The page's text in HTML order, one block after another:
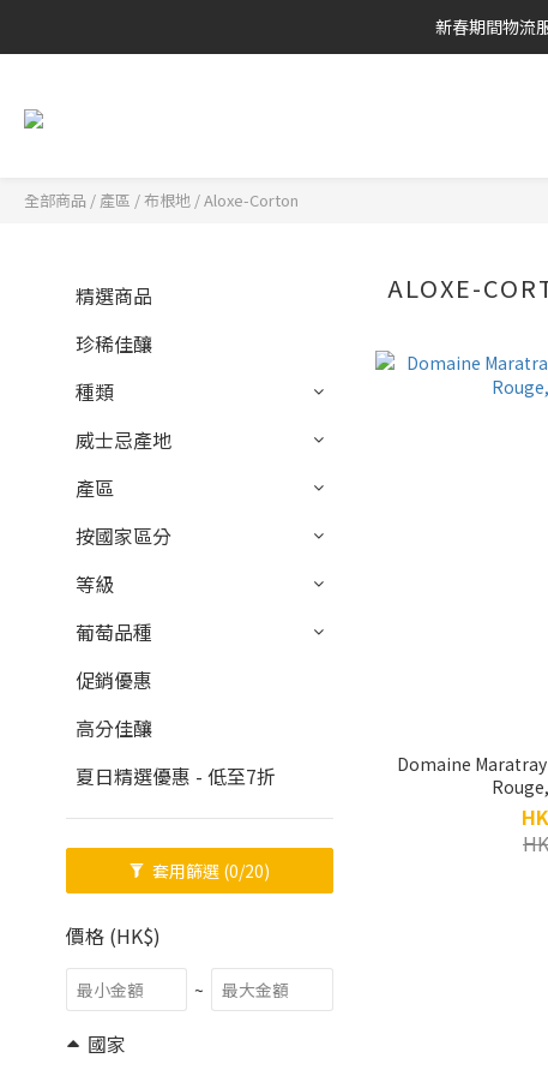
新春期間物流
全部商品 / 產區 /布根地 /Aloxe-Corton
精選商品
珍稀佳釀
種類
威士忌產地
產區
按國家區分
等級
葡萄品種
促銷優惠
高分佳釀
夏日精選優惠 - 低至7折
套用篩選 (0/20)
價格 (HK$)
~
國家
ALOXE-
Domaine